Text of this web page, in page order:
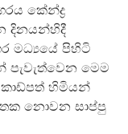
කේන්ද්‍ර
දිනයන්හිදී
මධ්‍යයේ පිහිටි
පැවැත්වෙන මෙම
කාඩ්පත් හිමියන්
නොවන සාප්පු